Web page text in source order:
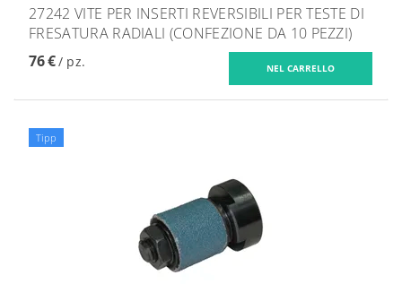
27242 VITE PER INSERTI REVERSIBILI PER TESTE DI
FRESATURA RADIALI (CONFEZIONE DA 10 PEZZI)
76 €/ pz.
Tipp